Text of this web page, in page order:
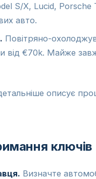
S/X, Lucid,
авто.
Повітряно-
від €70k. Майже
описує
ключів
Визначте